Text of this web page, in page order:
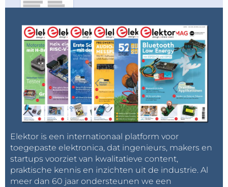
Elektor is een internationaal platform voor
toegepaste elektronica, dat ingenieurs, makers en
startups voorziet van kwalitatieve content,
praktische kennis en inzichten uit de industrie. Al
meer dan 60 jaar ondersteunen we een